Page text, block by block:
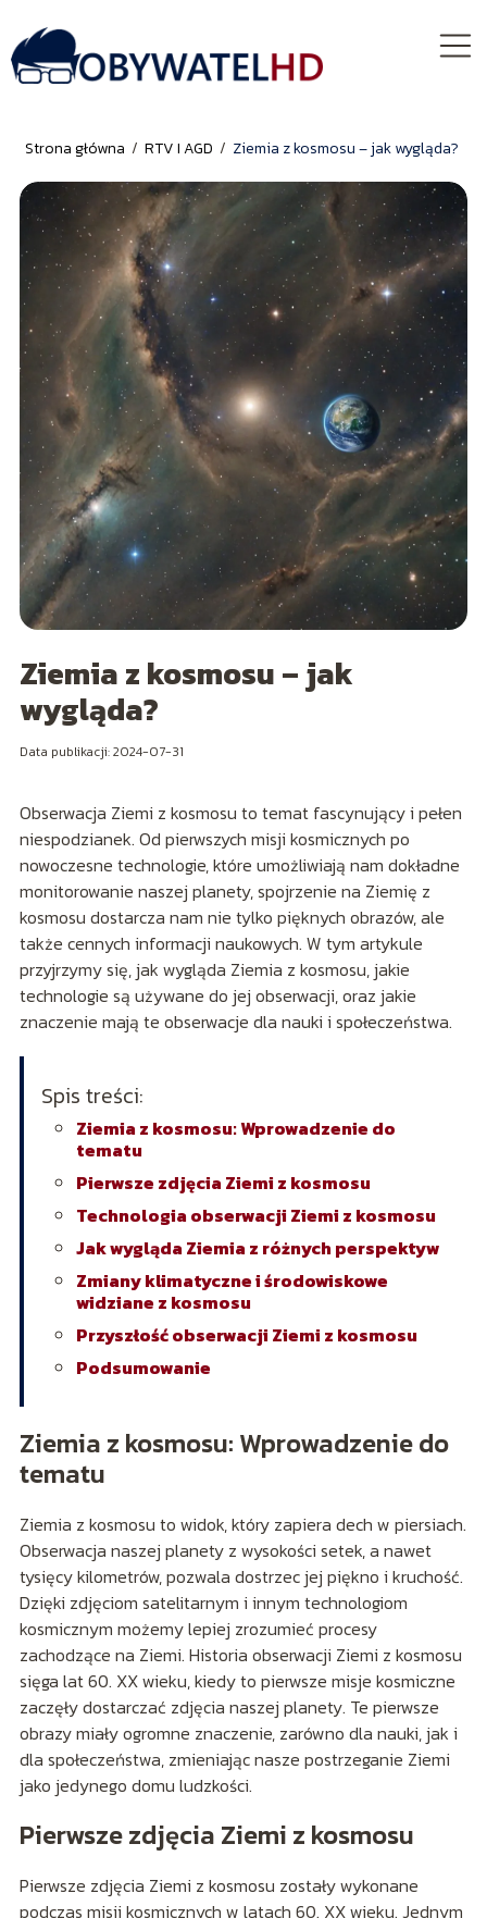
Strona główna / RTV I AGD / Ziemia z kosmosu – jak wygląda?
Ziemia z kosmosu – jak
wygląda?
Data publikacji: 2024-07-31
Obserwacja Ziemi z kosmosu to temat fascynujący i pełen
niespodzianek. Od pierwszych misji kosmicznych po
nowoczesne technologie, które umożliwiają nam dokładne
monitorowanie naszej planety, spojrzenie na Ziemię z
kosmosu dostarcza nam nie tylko pięknych obrazów, ale
także cennych informacji naukowych. W tym artykule
przyjrzymy się, jak wygląda Ziemia z kosmosu, jakie
technologie są używane do jej obserwacji, oraz jakie
znaczenie mają te obserwacje dla nauki i społeczeństwa.
Spis treści:
Ziemia z kosmosu: Wprowadzenie do
tematu
Pierwsze zdjęcia Ziemi z kosmosu
Technologia obserwacji Ziemi z kosmosu
Jak wygląda Ziemia z różnych perspektyw
Zmiany klimatyczne i środowiskowe
widziane z kosmosu
Przyszłość obserwacji Ziemi z kosmosu
Podsumowanie
Ziemia z kosmosu: Wprowadzenie do
tematu
Ziemia z kosmosu to widok, który zapiera dech w piersiach.
Obserwacja naszej planety z wysokości setek, a nawet
tysięcy kilometrów, pozwala dostrzec jej piękno i kruchość.
Dzięki zdjęciom satelitarnym i innym technologiom
kosmicznym możemy lepiej zrozumieć procesy
zachodzące na Ziemi. Historia obserwacji Ziemi z kosmosu
sięga lat 60. XX wieku, kiedy to pierwsze misje kosmiczne
zaczęły dostarczać zdjęcia naszej planety. Te pierwsze
obrazy miały ogromne znaczenie, zarówno dla nauki, jak i
dla społeczeństwa, zmieniając nasze postrzeganie Ziemi
jako jedynego domu ludzkości.
Pierwsze zdjęcia Ziemi z kosmosu
Pierwsze zdjęcia Ziemi z kosmosu zostały wykonane
podczas misji kosmicznych w latach 60. XX wieku. Jednym